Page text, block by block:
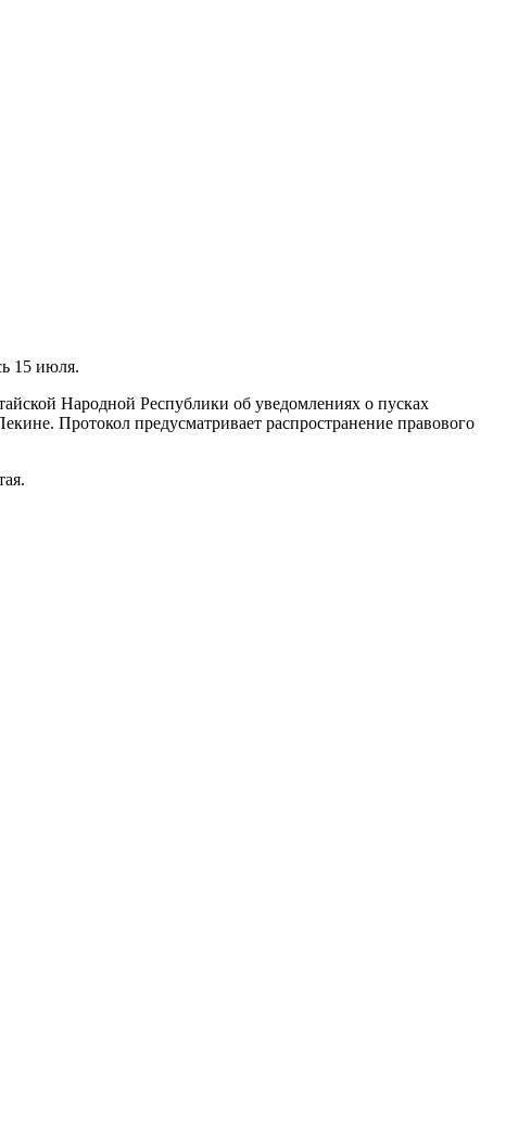
15 июля.
Народной Республики об уведомлениях о пусках
Протокол предусматривает распространение правового